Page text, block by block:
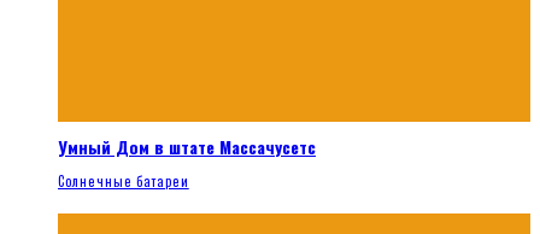
Умный Дом в штате Массачусетс
Солнечные батареи